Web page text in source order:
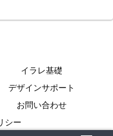
イラレ基礎
デザインサポート
お問い合わせ
シー